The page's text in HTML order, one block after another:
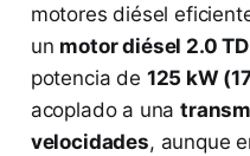
motores diésel
un motor diésel 2.0
potencia de 125 kW
acoplado a una
velocidades, aunque